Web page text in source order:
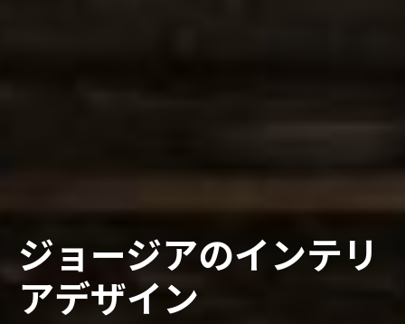
ジョージアのインテリ
アデザイン